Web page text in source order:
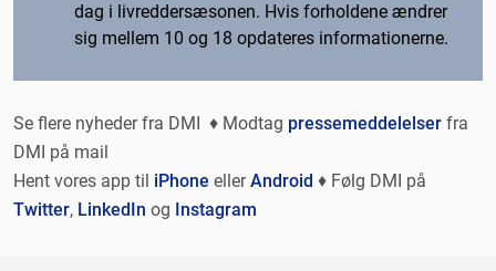
dag i livreddersæsonen. Hvis forholdene ændrer
sig mellem 10 og 18 opdateres informationerne.
Se flere nyheder fra DMI ♦ Modtag pressemeddelelser fra
DMI på mail
Hent vores app til iPhone ellerAndroid ♦ Følg DMI på
Twitter, LinkedIn og Instagram